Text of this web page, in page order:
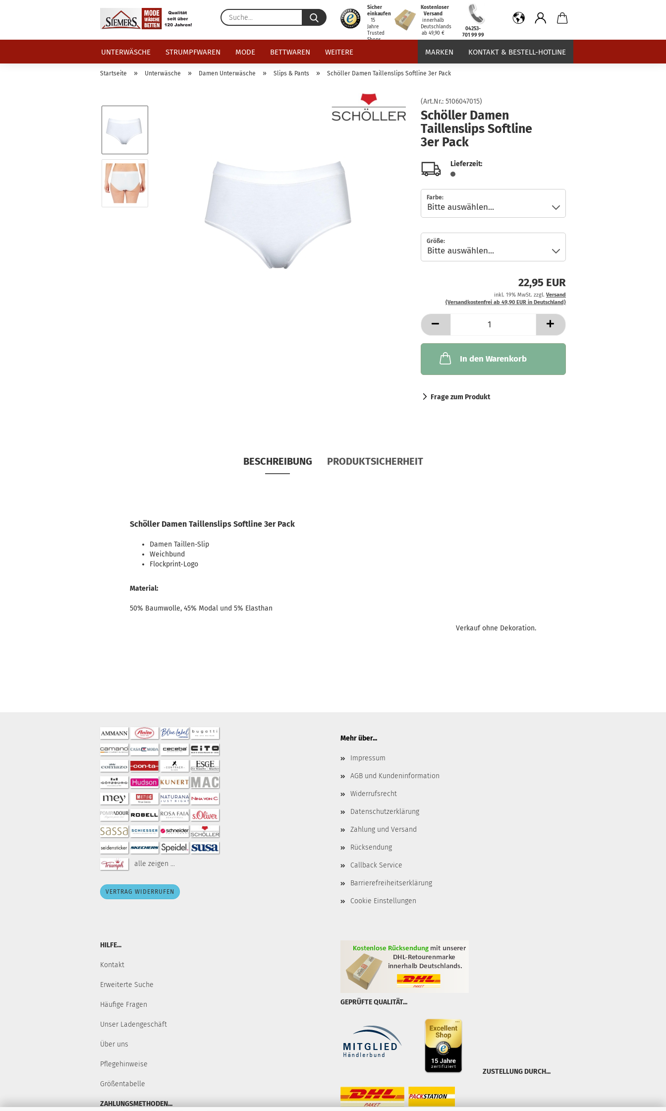
Suche...
Sicher
einkaufen
15
Jahre
Trusted
Shops
Kostenloser
Versand
innerhalb
Deutschlands
ab 49,90 €
04253-
701 99 99
UNTERWÄSCHE STRUMPFWAREN MODE BETTWAREN MARKEN KONTAKT & BESTELL-HOTLINE
WEITERE
Startseite » Unterwäsche » Damen Unterwäsche » Slips & Pants » Schöller Damen Taillenslips Softline 3er Pack
(Art.Nr.: 5106047015)
Schöller Damen
Taillenslips Softline
3er Pack
Lieferzeit:
Farbe:
Größe:
22,95 EUR
inkl. 19% MwSt. zzgl. Versand
(Versandkostenfrei ab 49,90 EUR in Deutschland)
In den Warenkorb
Frage zum Produkt
BESCHREIBUNG PRODUKTSICHERHEIT
Schöller Damen Taillenslips Softline 3er Pack
Damen Taillen-Slip
Weichbund
Flockprint-Logo
Material:
50% Baumwolle, 45% Modal und 5% Elasthan
Verkauf ohne Dekoration.
alle zeigen ...
VERTRAG WIDERRUFEN
Mehr über...
Impressum
AGB und Kundeninformation
Widerrufsrecht
Datenschutzerklärung
Zahlung und Versand
Rücksendung
Callback Service
Barrierefreiheitserklärung
Cookie Einstellungen
HILFE...
Kontakt
Erweiterte Suche
Häufige Fragen
Unser Ladengeschäft
Über uns
Pflegehinweise
Größentabelle
ZAHLUNGSMETHODEN...
GEPRÜFTE QUALITÄT...
ZUSTELLUNG DURCH...